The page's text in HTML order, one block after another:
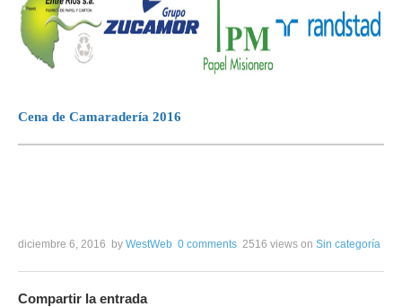
Cena de Camaradería 2016
slider-shortcode.phpon line254
diciembre 6, 2016 by WestWeb 0 comments 2516 views on Sin categoría
Compartir la entrada